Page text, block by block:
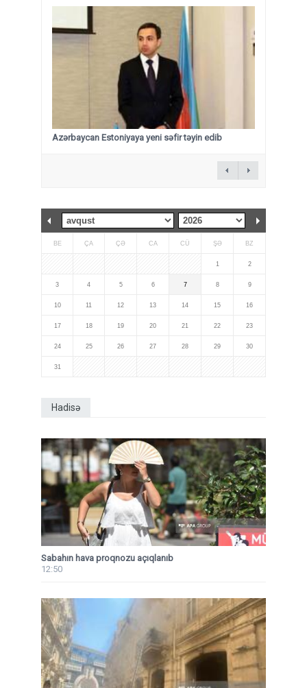
Azərbaycan Estoniyaya yeni səfir təyin edib
BE ÇA ÇƏ CA CÜ ŞƏ BZ
1 2
3 4 5 6 7 8 9
10 11 12 13 14 15 16
17 18 19 20 21 22 23
24 25 26 27 28 29 30
31
Hadisə
Sabahın hava proqnozu açıqlanıb
12:50